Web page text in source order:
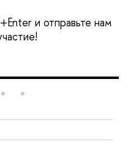
и отправьте нам